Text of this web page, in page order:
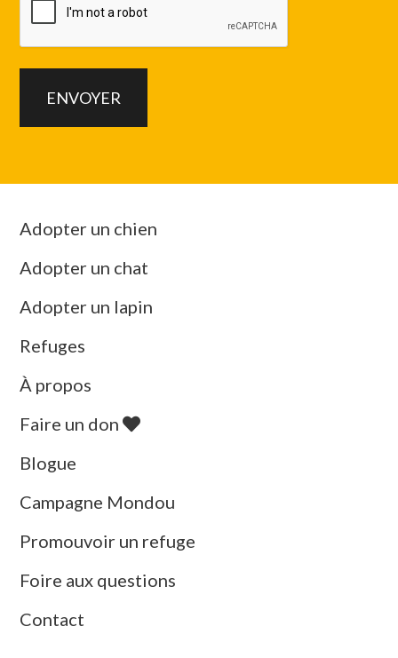
Adopter un chien
Adopter un chat
Adopter un lapin
Refuges
À propos
Faire un don
Blogue
Campagne Mondou
Promouvoir un refuge
Foire aux questions
Contact